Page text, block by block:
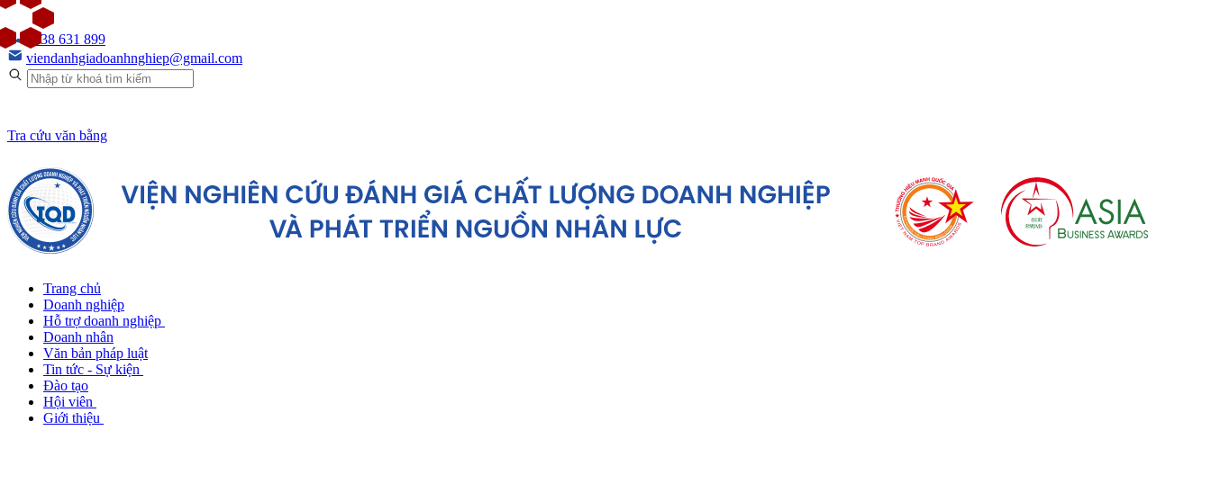
0938 631 899
viendanhgiadoanhnghiep@gmail.com
Tra cứu văn bằng
Trang chủ
Doanh nghiệp
Hỗ trợ doanh nghiệp
Doanh nhân
Văn bản pháp luật
Tin tức - Sự kiện
Đào tạo
Hội viên
Giới thiệu